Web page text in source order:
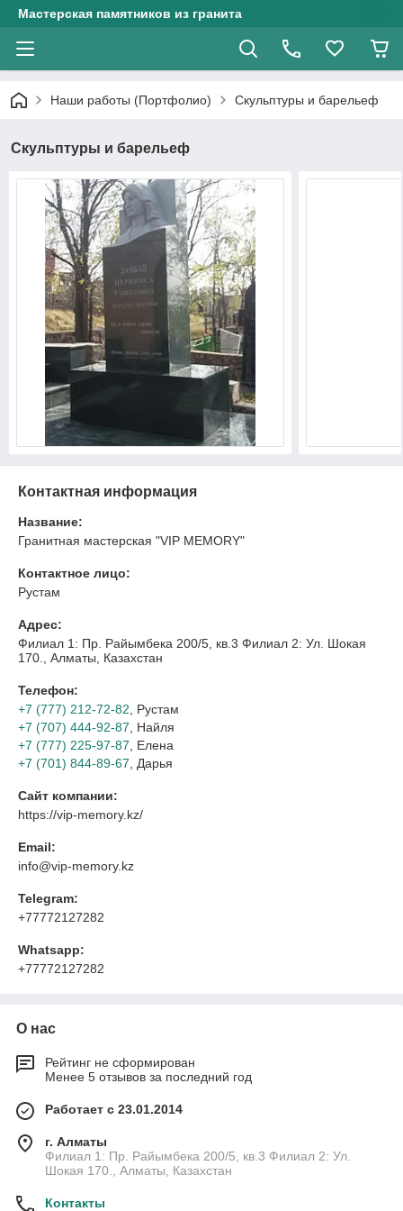
Мастерская памятников из гранита
Наши работы (Портфолио) Скульптуры и барельеф
Скульптуры и барельеф
Контактная информация
Название:
Гранитная мастерская "VIP MEMORY"
Контактное лицо:
Рустам
Адрес:
Филиал 1: Пр. Райымбека 200/5, кв.3 Филиал 2: Ул. Шокая
170., Алматы, Казахстан
Телефон:
+7 (777) 212-72-82 , Рустам
+7 (707) 444-92-87 , Найля
+7 (777) 225-97-87 , Елена
+7 (701) 844-89-67 , Дарья
Сайт компании:
https://vip-memory.kz/
Email:
info@vip-memory.kz
Telegram:
+77772127282
Whatsapp:
+77772127282
О нас
Рейтинг не сформирован
Менее 5 отзывов за последний год
Работает с 23.01.2014
г. Алматы
Филиал 1: Пр. Райымбека 200/5, кв.3 Филиал 2: Ул.
Шокая 170., Алматы, Казахстан
Контакты